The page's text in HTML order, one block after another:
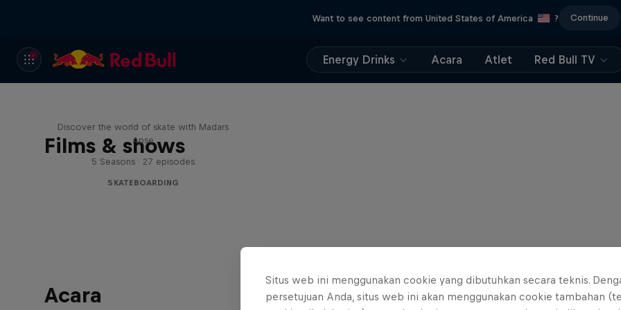
Want to see content from United States of America ? Continue
Energy Drinks Acara Atlet Red Bull TV
Films & shows
Discover the world of skate with Madars
Apse
5 Seasons · 27 episodes
SKATEBOARDING
Acara
Situs web ini menggunakan cookie yang dibutuhkan secara teknis.
persetujuan Anda, situs web ini akan menggunakan cookie tambahan